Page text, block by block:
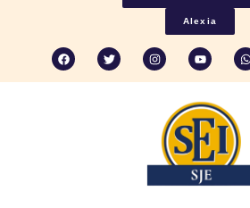
Alexia